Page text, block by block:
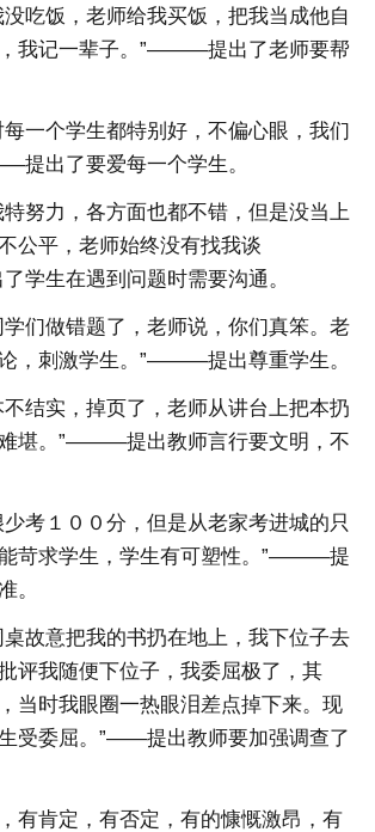
没吃饭，老师给我买饭，把我当成他自
我记一辈子。”———提出了老师要帮
每一个学生都特别好，不偏心眼，我们
提出了要爱每一个学生。
特努力，各方面也都不错，但是没当上
公平，老师始终没有找我谈
生在遇到问题时需要沟通。
学们做错题了，老师说，你们真笨。老
，刺激学生。”———提出尊重学生。
不结实，掉页了，老师从讲台上把本扔
堪。”———提出教师言行要文明，不
少考１００分，但是从老家考进城的只
苛求学生，学生有可塑性。”———提
。
桌故意把我的书扔在地上，我下位子去
评我随便下位子，我委屈极了，其
当时我眼圈一热眼泪差点掉下来。现
受委屈。”——提出教师要加强调查了
有肯定，有否定，有的慷慨激昂，有